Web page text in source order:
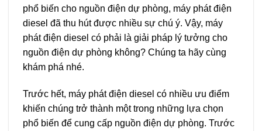
phổ biến cho nguồn điện dự phòng, máy phát điện
diesel đã thu hút được nhiều sự chú ý. Vậy, máy
phát điện diesel có phải là giải pháp lý tưởng cho
nguồn điện dự phòng không? Chúng ta hãy cùng
khám phá nhé.
Trước hết, máy phát điện diesel có nhiều ưu điểm
khiến chúng trở thành một trong những lựa chọn
phổ biến để cung cấp nguồn điện dự phòng. Trước